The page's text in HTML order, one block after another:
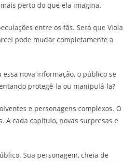
perto do que ela imagina.
entre os fãs. Será que Viola
pode mudar completamente a
nova informação, o público se
protegê-la ou manipulá-la?
e personagens complexos. O
A cada capítulo, novas surpresas e
Sua personagem, cheia de